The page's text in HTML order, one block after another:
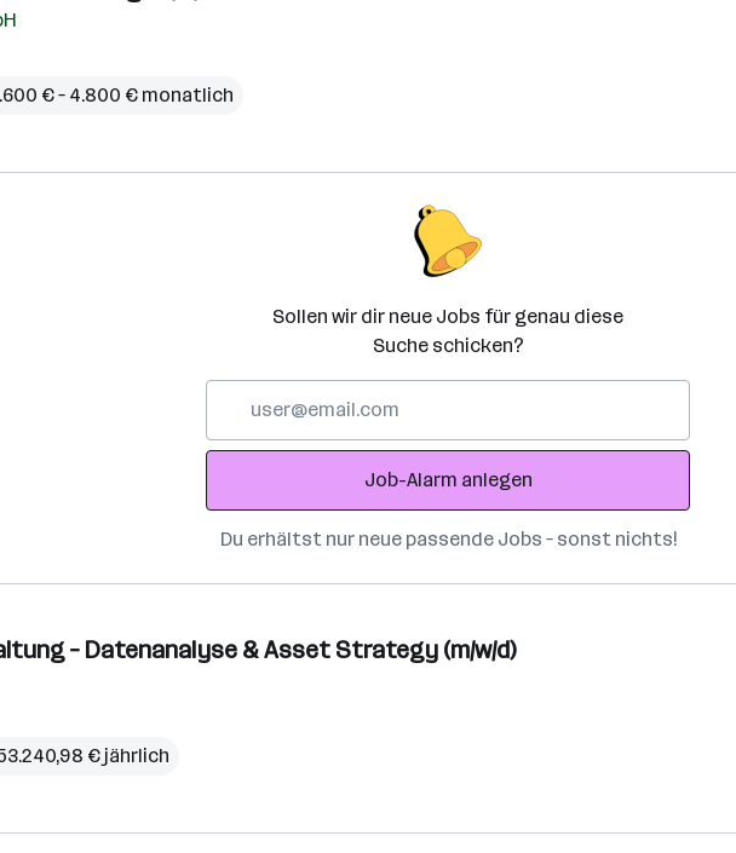
€ – 4.800 € monatlich
Sollen wir dir neue Jobs für genau diese
Suche schicken?
Adresse
Job-Alarm anlegen
Du erhältst nur neue passende Jobs – sonst nichts!
– Datenanalyse & Asset Strategy (m/w/d)
€ jährlich